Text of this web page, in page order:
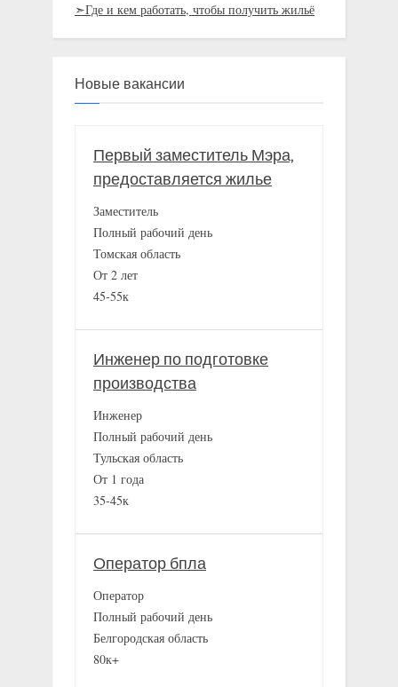
➣Где и кем работать, чтобы получить жильё
Новые вакансии
Первый заместитель Мэра,
предоставляется жилье
Заместитель
Полный рабочий день
Томская область
От 2 лет
45-55к
Инженер по подготовке
производства
Инженер
Полный рабочий день
Тульская область
От 1 года
35-45к
Оператор бпла
Оператор
Полный рабочий день
Белгородская область
80к+